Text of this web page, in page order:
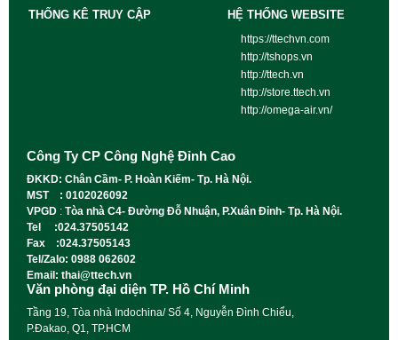
THỐNG KÊ TRUY CẬP HỆ THỐNG WEBSITE
https://ttechvn.com
http://tshops.vn
http://ttech.vn
http://store.ttech.vn
http://omega-air.vn/
Công Ty CP Công Nghệ Đỉnh Cao
ĐKKD: Chân Cầm- P. Hoàn Kiếm- Tp. Hà Nội.
MST : 0102026092
VPGD : Tòa nhà C4- Đường Đỗ Nhuận, P.Xuân Đỉnh- Tp. Hà Nội.
Tel :024.37505142
Fax :024.37505143
Tel/Zalo: 0988 062602
Email: thai@ttech.vn
Văn phòng đại diện TP. Hồ Chí Minh
Tầng 19, Tòa nhà Indochina/ Số 4, Nguyễn Đình Chiểu,
P.Đakao, Q1, TP.HCM